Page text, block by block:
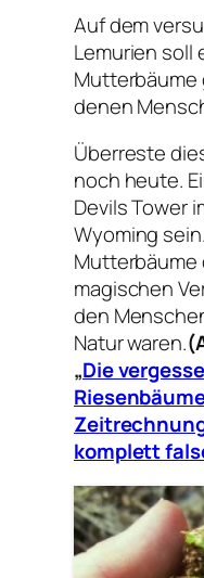
Auf dem
Lemurien soll
Mutterbäume
denen
Überreste
noch heute.
Devils Tower
Wyoming
Mutterbäume
magischen
den
Natur waren.
„Die
komplett